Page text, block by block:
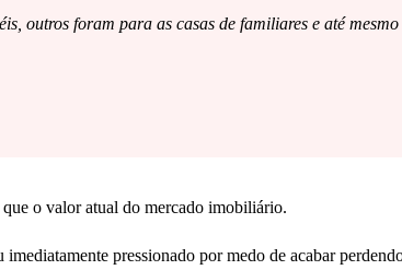
outros foram para as casas de familiares e até
o valor atual do mercado imobiliário.
pressionado por medo de acabar